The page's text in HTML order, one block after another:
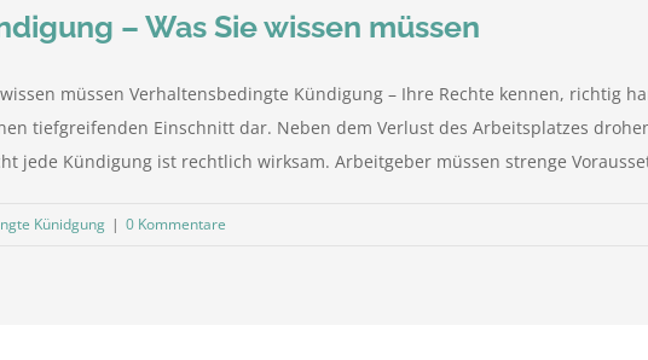
– Was Sie wissen müssen
müssen Verhaltensbedingte Kündigung – Ihre Rechte kennen, richtig
tiefgreifenden Einschnitt dar. Neben dem Verlust des Arbeitsplatzes
jede Kündigung ist rechtlich wirksam. Arbeitgeber müssen strenge
Künidgung | 0 Kommentare